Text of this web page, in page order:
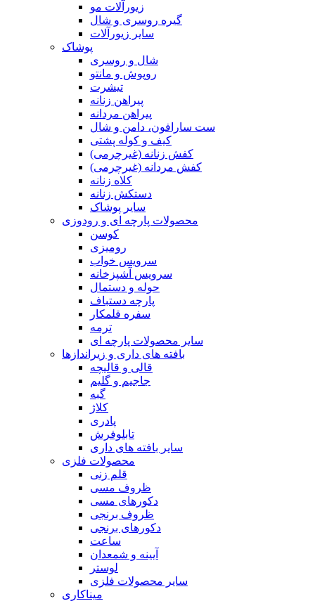
زیورآلات مو
گیره روسری و شال
سایر زیورآلات
پوشاک
شال و روسری
روپوش و مانتو
تیشرت
پیراهن زنانه
پیراهن مردانه
ست سارافون، دامن و شال
کیف و کوله پشتی
کفش زنانه (غیرچرمی)
کفش مردانه (غیرچرمی)
کلاه زنانه
دستکش زنانه
سایر پوشاک
محصولات پارچه ای و رودوزی
کوسن
رومیزی
سرویس خواب
سرویس آشپزخانه
حوله و دستمال
پارچه دستباف
سفره قلمکار
ترمه
سایر محصولات پارچه ای
بافته های داری و زیراندازها
قالی و قالیچه
جاجیم و گلیم
گبه
کلاژ
پادری
تابلوفرش
سایر بافته های داری
محصولات فلزی
قلم زنی
ظروف مسی
دکورهای مسی
ظروف برنجی
دکورهای برنجی
ساعت
آیینه و شمعدان
لوستر
سایر محصولات فلزی
میناکاری